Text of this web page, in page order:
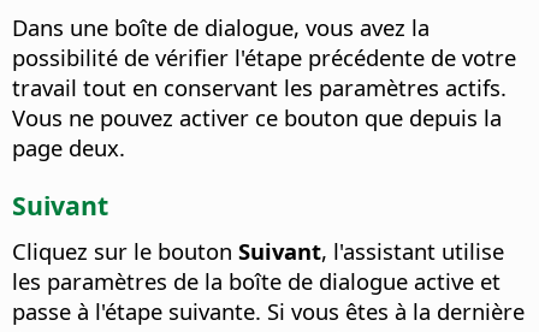
Dans une boîte de dialogue, vous avez la
possibilité de vérifier l'étape précédente de votre
travail tout en conservant les paramètres actifs.
Vous ne pouvez activer ce bouton que depuis la
page deux.
Suivant
Cliquez sur le bouton Suivant, l'assistant utilise
les paramètres de la boîte de dialogue active et
passe à l'étape suivante. Si vous êtes à la dernière